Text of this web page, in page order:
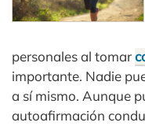
personales al tomar
importante. Nadie
a sí mismo. Aunque
autoafirmación